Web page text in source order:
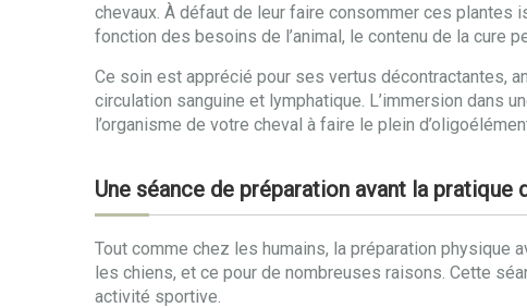
chevaux. À défaut de leur faire consommer ces plantes
fonction des besoins de l’animal, le contenu de la cure
Ce soin est apprécié pour ses vertus décontractantes,
circulation sanguine et lymphatique. L’immersion dans
l’organisme de votre cheval à faire le plein
Une séance de préparation avant la pratique
Tout comme chez les humains, la préparation physique
les chiens, et ce pour de nombreuses raisons. Cette
activité sportive.